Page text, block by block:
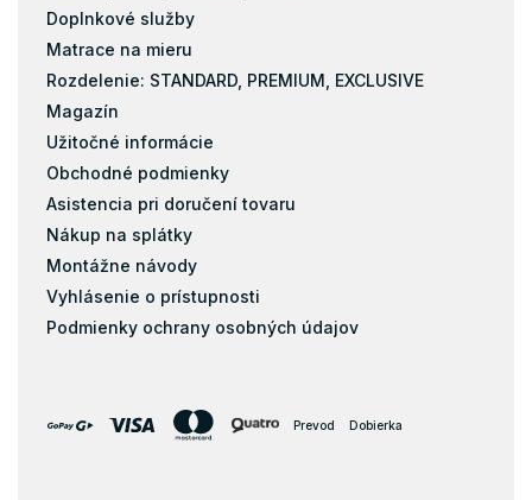
Doplnkové služby
Matrace na mieru
Rozdelenie: STANDARD, PREMIUM, EXCLUSIVE
Magazín
Užitočné informácie
Obchodné podmienky
Asistencia pri doručení tovaru
Nákup na splátky
Montážne návody
Vyhlásenie o prístupnosti
Podmienky ochrany osobných údajov
Prevod Dobierka